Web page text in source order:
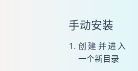
手动安装
创建并进入
一个新目录